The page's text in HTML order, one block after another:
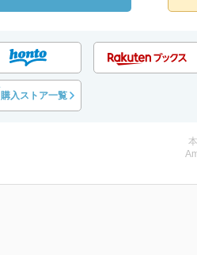
購入ストア一覧